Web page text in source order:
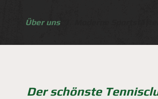
Über unsI
Der schönste